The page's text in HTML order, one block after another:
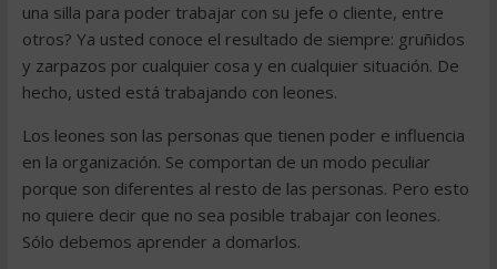
una silla para poder trabajar con su jefe o cliente, entre
otros? Ya usted conoce el resultado de siempre: gruñidos
y zarpazos por cualquier cosa y en cualquier situación. De
hecho, usted está trabajando con leones.
Los leones son las personas que tienen poder e influencia
en la organización. Se comportan de un modo peculiar
porque son diferentes al resto de las personas. Pero esto
no quiere decir que no sea posible trabajar con leones.
Sólo debemos aprender a domarlos.